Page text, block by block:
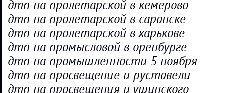
дтп на пролетарской в кемерово
дтп на пролетарской в саранске
дтп на пролетарской в харькове
дтп на промысловой в оренбурге
дтп на промышленности 5 ноября
дтп на просвещение и руставели
дтп на просвещения и ушинского